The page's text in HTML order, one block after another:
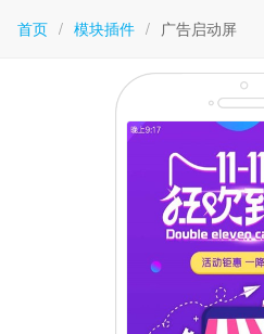
首页 / 模块插件 / 广告启动屏